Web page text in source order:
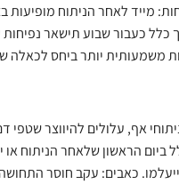
לאחר הניתוח מופיעות
כלל כעבור שבוע תישאר
משמעותית יותר ביחס לכאלה
אף, עלולים להיווצר
הראשון שלאחר הניתוח
תוך 5 ימים עד שבוע הם ייעלמו.